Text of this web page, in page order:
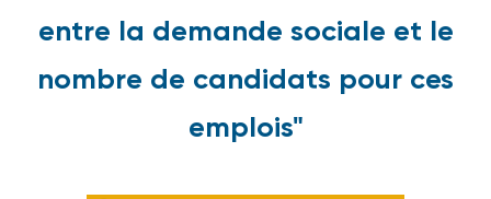
entre la demande sociale et le
nombre de candidats pour ces
emplois"